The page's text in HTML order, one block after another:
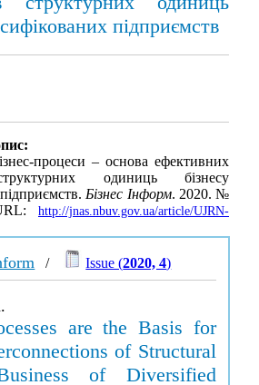
підприємств
процеси – основа ефективних
одиниць бізнесу
Бізнес Інформ. 2020. №
http://jnas.nbuv.gov.ua/article/UJRN-
/ Issue (2020, 4)
are the Basis for
of Structural
of Diversified